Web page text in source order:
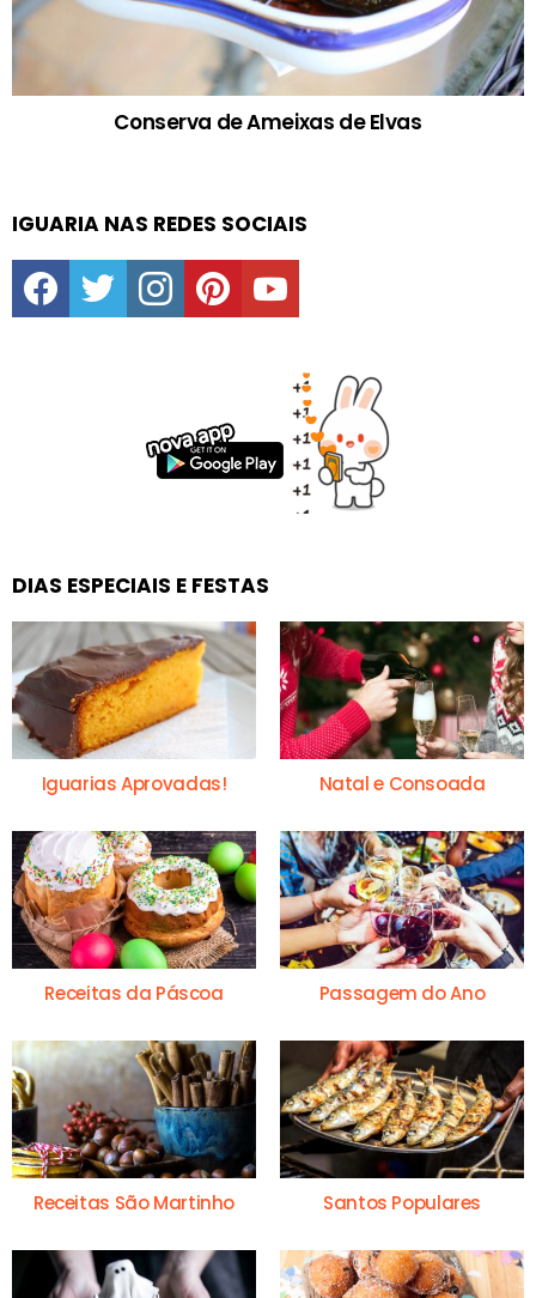
Conserva de Ameixas de Elvas
IGUARIA NAS REDES SOCIAIS
facebooktwitter instagrampinterestyoutube
DIAS ESPECIAIS E FESTAS
Iguarias Aprovadas! Natal e Consoada
Receitas da Páscoa Passagem do Ano
Receitas São Martinho Santos Populares